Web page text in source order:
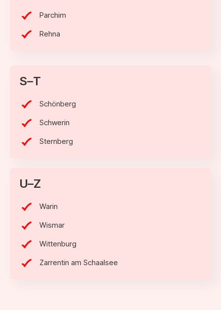
Parchim
Rehna
S–T
Schönberg
Schwerin
Sternberg
U–Z
Warin
Wismar
Wittenburg
Zarrentin am Schaalsee